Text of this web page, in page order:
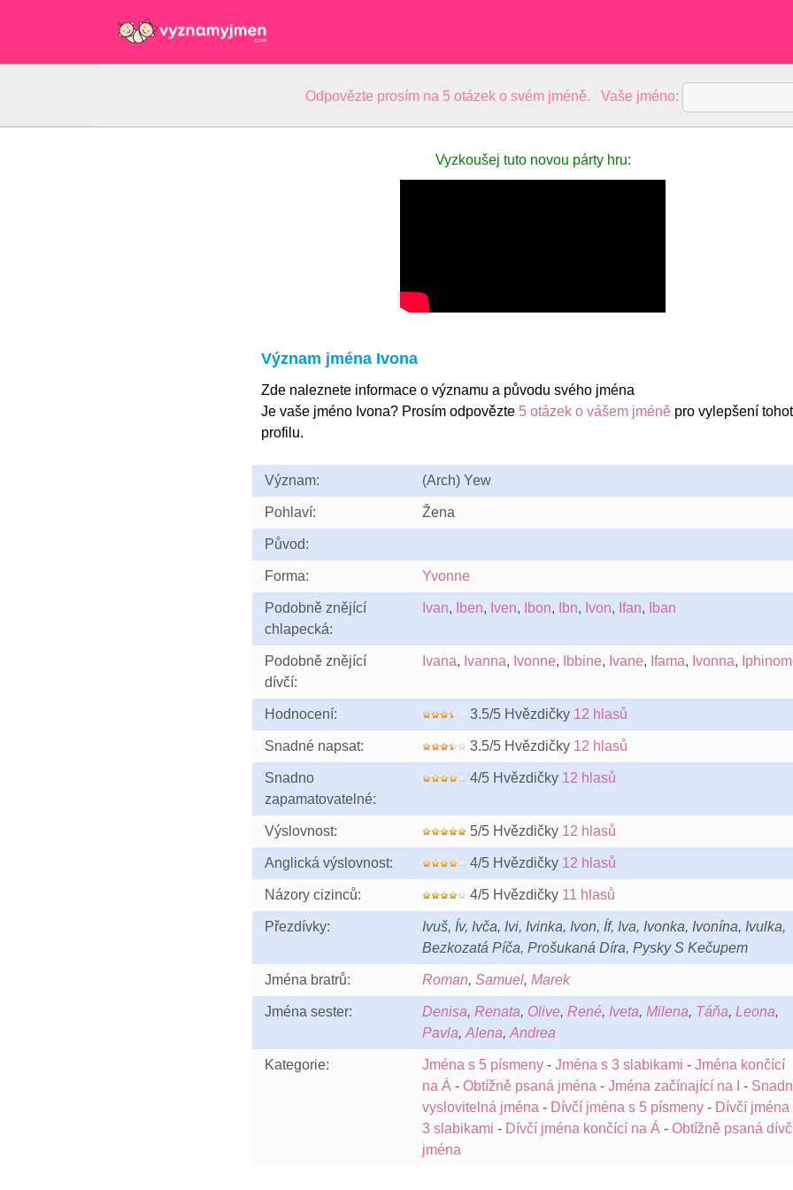
Odpovězte prosím na 5 otázek o svém jméně. Vaše jméno:
Vyzkoušej tuto novou párty hru:
Význam jména Ivona
Zde naleznete informace o významu a původu svého jména
Je vaše jméno Ivona? Prosím odpovězte 5 otázek o vášem jméněpro vylepšení
profilu.
Význam: (Arch) Yew
Pohlaví: Žena
Původ:
Forma: Yvonne
Podobně znějící
chlapecká:
Ivan, Iben, Iven, Ibon, Ibn, Ivon, Ifan, Iban
Podobně znějící
dívčí:
Ivana, Ivanna, Ivonne, Ibbine, Ivane, Ifama, Ivonna,
Hodnocení: 3.5/5 Hvězdičky 12 hlasů
Snadné napsat: 3.5/5 Hvězdičky 12 hlasů
Snadno
zapamatovatelné:
4/5 Hvězdičky 12 hlasů
Výslovnost: 5/5 Hvězdičky 12 hlasů
Anglická výslovnost: 4/5 Hvězdičky 12 hlasů
Názory cizinců: 4/5 Hvězdičky 11 hlasů
Přezdívky:
Ivuš, Ív, Ivča, Ivi, Ivinka, Ivon, Íf, Iva, Ivonka, Ivonína, Ivulka,
Bezkozatá Píča, Prošukaná Díra, Pysky S Kečupem
Jména bratrů: Roman, Samuel, Marek
Jména sester: Denisa, Renata, Olive, René, Iveta, Milena, Táňa, Leona,
Pavla, Alena, Andrea
Kategorie: Jména s 5 písmeny- Jména s 3 slabikami - Jména končící
na Á - Obtížně psaná jména - Jména začínající na I -
vyslovitelná jména - Dívčí jména s 5 písmeny- Dívčí jména
3 slabikami - Dívčí jména končící na Á - Obtížně psaná
jména